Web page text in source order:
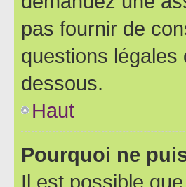
pas fournir de
questions légales
dessous.
Haut
Pourquoi ne
Il est possible